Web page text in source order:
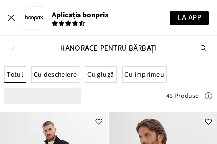
Aplicația bonprix LA APP
HANORACE PENTRU BĂRBAŢI
Totul Cu descheiere Cu glugă Cu imprimeu
46 Produse